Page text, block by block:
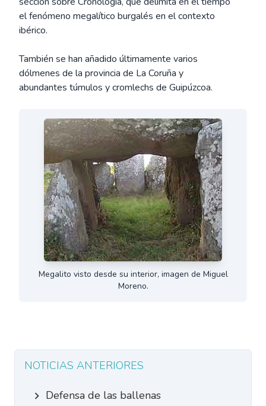
el fenómeno megalítico burgalés en el contexto
ibérico.
También se han añadido últimamente varios
dólmenes de la provincia de La Coruña y
abundantes túmulos y cromlechs de Guipúzcoa.
Megalito visto desde su interior, imagen de Miguel
Moreno.
NOTICIAS ANTERIORES
Defensa de las ballenas